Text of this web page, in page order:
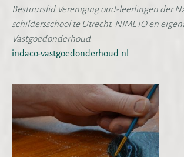
Bestuurslid Vereniging oud-leerlingen der
schildersschool te Utrecht. NIMETO en
Vastgoedonderhoud
indaco-vastgoedonderhoud.nl